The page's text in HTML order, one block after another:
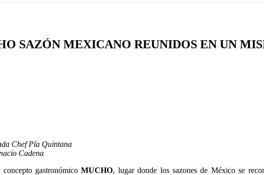
SAZÓN MEXICANO REUNIDOS EN UN
Chef Pía Quintana
Cadena
gastronómicoMUCHO, lugar donde los sazones de México se